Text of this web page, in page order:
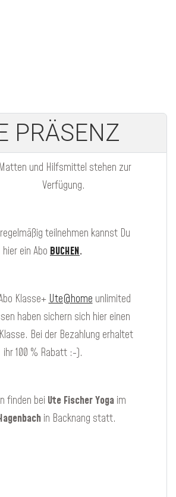
PRÄSENZ
Matten und Hilfsmittel stehen zur
Verfügung.
teilnehmen kannst Du
hier ein Abo BUCHEN.
Klasse+Ute@homeunlimited
haben sichern sich hier einen
Bei der Bezahlung erhaltet
ihr 100 % Rabatt :-).
finden bei Ute Fischer Yoga im
in Backnang statt.